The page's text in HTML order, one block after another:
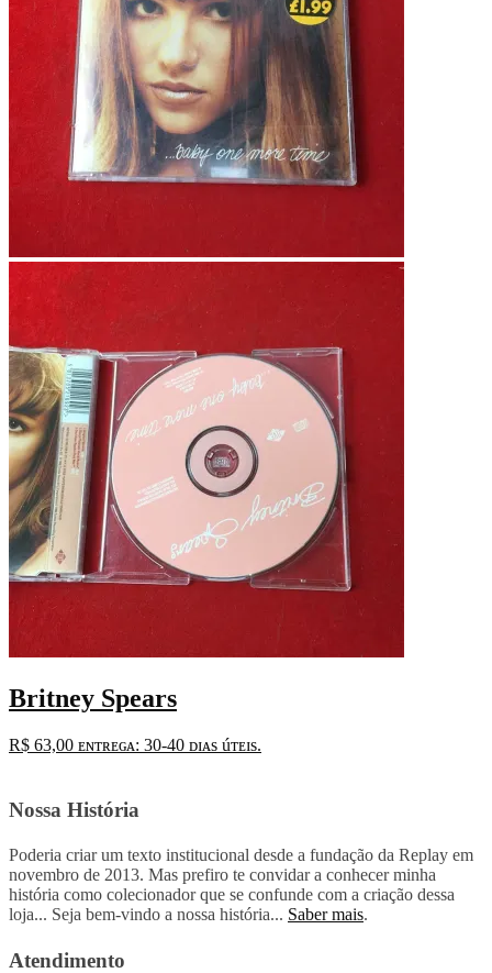
Britney Spears
R$ 63,00 ᴇɴᴛʀᴇɢᴀ: 30-40 ᴅɪᴀs úᴛᴇɪs.
Nossa História
Poderia criar um texto institucional desde a fundação da Replay em
novembro de 2013. Mas prefiro te convidar a conhecer minha
história como colecionador que se confunde com a criação dessa
loja... Seja bem-vindo a nossa história... Saber mais.
Atendimento